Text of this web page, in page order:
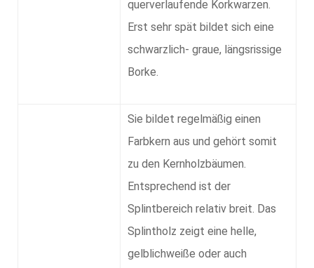
querverlaufende Korkwarzen.
Erst sehr spät bildet sich eine
schwarzlich- graue, längsrissige
Borke.
Sie bildet regelmäßig einen
Farbkern aus und gehört somit
zu den Kernholzbäumen.
Entsprechend ist der
Splintbereich relativ breit. Das
Splintholz zeigt eine helle,
gelblichweiße oder auch